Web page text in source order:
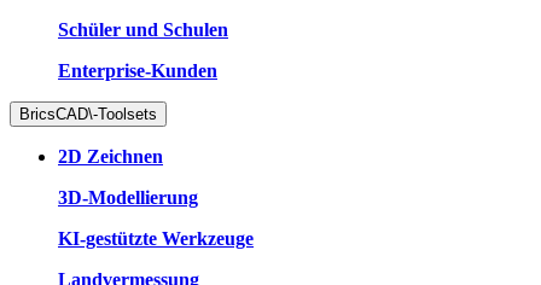
Schüler und Schulen
Enterprise-Kunden
BricsCAD\-Toolsets
2D Zeichnen
3D-Modellierung
KI-gestützte Werkzeuge
Landvermessung